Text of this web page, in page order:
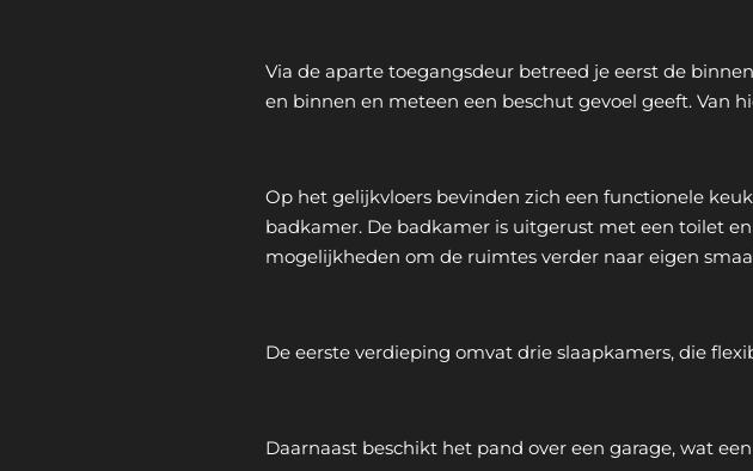
Via de aparte toegangsdeur betreed je eerst de
en binnen en meteen een beschut gevoel geeft. Van
Op het gelijkvloers bevinden zich een functionele
badkamer. De badkamer is uitgerust met een toilet
mogelijkheden om de ruimtes verder naar eigen
De eerste verdieping omvat drie slaapkamers, die
Daarnaast beschikt het pand over een garage, wat